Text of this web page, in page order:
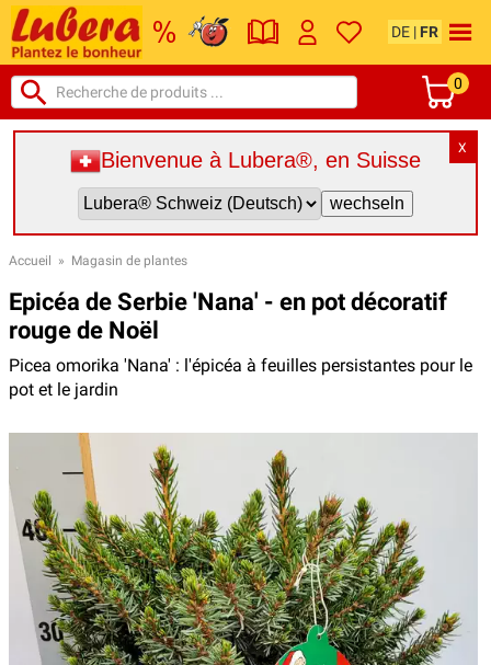
DE | FR
0
X
Bienvenue à Lubera®, en Suisse
Accueil » Magasin de plantes
Epicéa de Serbie 'Nana' - en pot décoratif
rouge de Noël
Picea omorika 'Nana' : l'épicéa à feuilles persistantes pour le
pot et le jardin